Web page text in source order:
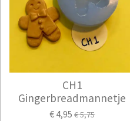
CH1
Gingerbreadmannetje
€ 4,95 € 5,75